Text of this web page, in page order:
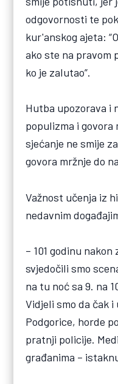
odgovornosti te
kur'anskog ajeta:
ako ste na pravom
ko je zalutao”.
Hutba upozorava i
populizma i govora
sjećanje ne smije
govora mržnje do
Važnost učenja iz
nedavnim
– 101 godinu
svjedočili smo
na tu noć sa 9. na
Vidjeli smo da čak i
Podgorice, horde
pratnji policije.
građanima –